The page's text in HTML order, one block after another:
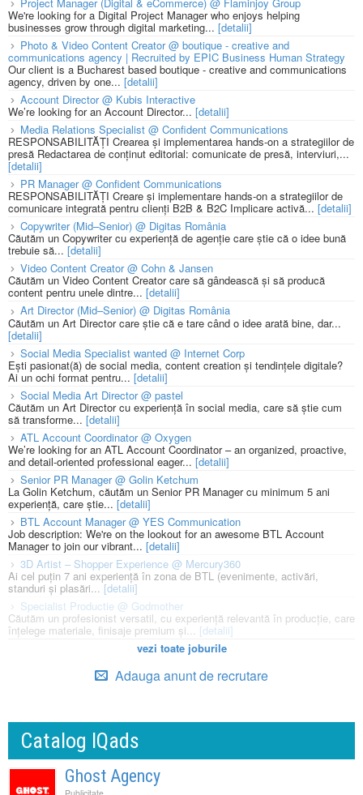
We're looking for a Digital Project Manager who enjoys helping
businesses grow through digital marketing... [detalii]
Photo & Video Content Creator @ boutique - creative and
communications agency | Recruited by EPIC Business Human Strategy
Our client is a Bucharest based boutique - creative and communications
agency, driven by one... [detalii]
Account Director @ Kubis Interactive
We’re looking for an Account Director... [detalii]
Media Relations Specialist @ Confident Communications
RESPONSABILITĂȚI Crearea și implementarea hands-on a strategiilor de
presă Redactarea de conținut editorial: comunicate de presă, interviuri,...
[detalii]
PR Manager @ Confident Communications
RESPONSABILITĂȚI Creare și implementare hands-on a strategiilor de
comunicare integrată pentru clienți B2B & B2C Implicare activă... [detalii]
Copywriter (Mid–Senior) @ Digitas România
Căutăm un Copywriter cu experiență de agenție care știe că o idee bună
trebuie să... [detalii]
Video Content Creator @ Cohn & Jansen
Căutăm un Video Content Creator care să gândească și să producă
content pentru unele dintre... [detalii]
Art Director (Mid–Senior) @ Digitas România
Căutăm un Art Director care știe că e tare când o idee arată bine, dar...
[detalii]
Social Media Specialist wanted @ Internet Corp
Ești pasionat(ă) de social media, content creation și tendințele digitale?
Ai un ochi format pentru... [detalii]
Social Media Art Director @ pastel
Căutăm un Art Director cu experiență în social media, care să știe cum
să transforme... [detalii]
ATL Account Coordinator @ Oxygen
We’re looking for an ATL Account Coordinator – an organized, proactive,
and detail-oriented professional eager... [detalii]
Senior PR Manager @ Golin Ketchum
La Golin Ketchum, căutăm un Senior PR Manager cu minimum 5 ani
experiență, care știe... [detalii]
BTL Account Manager @ YES Communication
Job description: We're on the lookout for an awesome BTL Account
Manager to join our vibrant... [detalii]
3D Artist – Shopper Experience @ Mercury360
Ai cel puțin 7 ani experiență în zona de BTL (evenimente, activări,
standuri și plasări...[detalii]
Specialist Productie @ Godmother
Căutăm un profesionist versatil, cu experiență relevantă în producție, care
înțelege materiale, finisaje premium și... [detalii]
vezi toate joburile
Adauga anunt de recrutare
Catalog IQads
Ghost Agency